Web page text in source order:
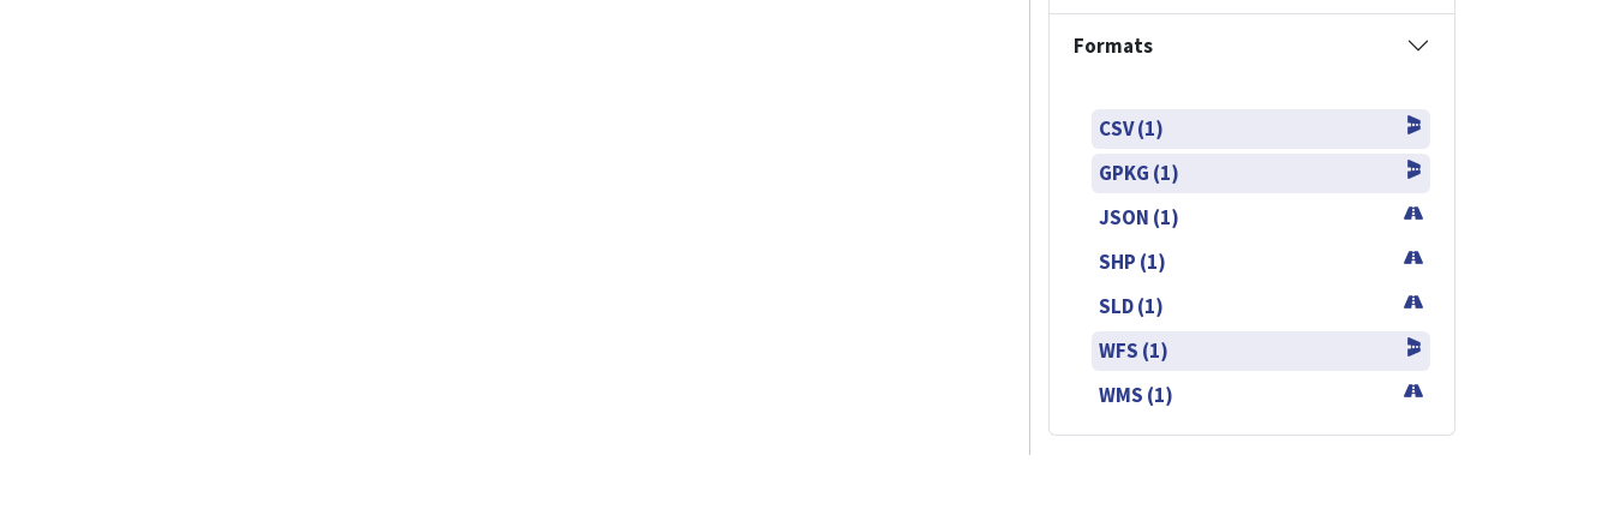
Formats
CSV (1)
GPKG (1)
JSON (1)
SHP (1)
SLD (1)
WFS (1)
WMS (1)